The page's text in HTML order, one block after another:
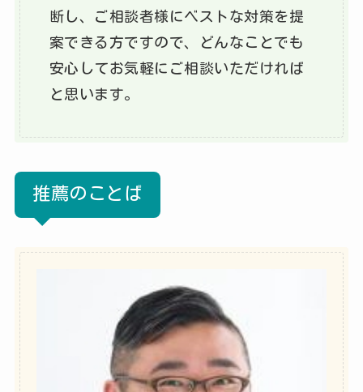
断し、ご相談者様にベストな対策を提
案できる方ですので、どんなことでも
安心してお気軽にご相談いただければ
と思います。
推薦のことば